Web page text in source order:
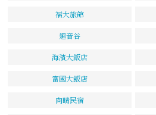
福大旅館
迴音谷
海濱大飯店
富國大飯店
向晴民宿